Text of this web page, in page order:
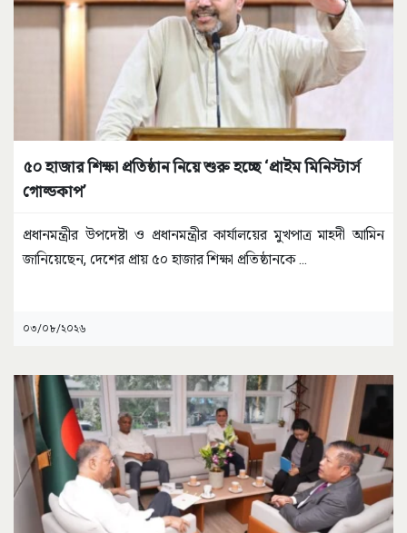
৫০ হাজার শিক্ষা প্রতিষ্ঠান নিয়ে শুরু হচ্ছে ‘প্রাইম মিনিস্টার্স
গোল্ডকাপ’
প্রধানমন্ত্রীর উপদেষ্টা ও প্রধানমন্ত্রীর কার্যালয়ের মুখপাত্র মাহদী আমিন
জানিয়েছেন, দেশের প্রায় ৫০ হাজার শিক্ষা প্রতিষ্ঠানকে...
০৩/০৮/২০২৬